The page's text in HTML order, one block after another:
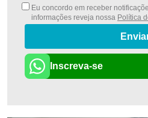
Eu concordo em receber
informações reveja nossa Política
Inscreva-se